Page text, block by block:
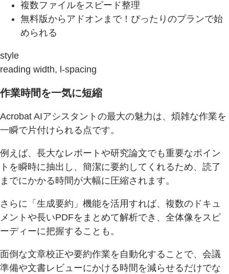
複数ファイルをスピード整理
無料版からアドオンまで！ぴったりのプランで始
められる
style
reading width, l-spacing
作業時間を一気に短縮
Acrobat AIアシスタントの最大の魅力は、煩雑な作業を
一瞬で片付けられる点です。
例えば、長大なレポートや研究論文でも重要なポイン
トを瞬時に抽出し、簡潔に要約してくれるため、読了
までにかかる時間が大幅に圧縮されます。
さらに「生成要約」機能を活用すれば、複数のドキュ
メントや長いPDFをまとめて解析でき、全体像をスピ
ーディーに把握することも。
面倒な文章校正や要約作業を自動化することで、会議
準備や文書レビューにかける時間を減らせるだけでな